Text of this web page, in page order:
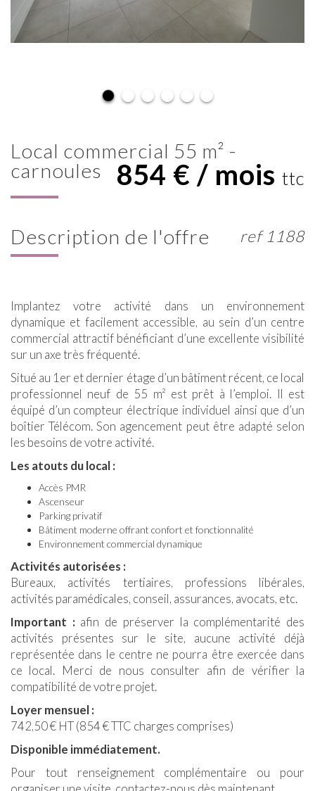
local commercial 55 m² -
carnoules
854 € / mois ttc
description de l'offre ref 1188
Implantez votre activité dans un environnement
dynamique et facilement accessible, au sein d’un centre
commercial attractif bénéficiant d’une excellente visibilité
sur un axe très fréquenté.
Situé au 1er et dernier étage d’un bâtiment récent, ce local
professionnel neuf de 55 m² est prêt à l’emploi. Il est
équipé d’un compteur électrique individuel ainsi que d’un
boîtier Télécom. Son agencement peut être adapté selon
les besoins de votre activité.
Les atouts du local :
Accès PMR
Ascenseur
Parking privatif
Bâtiment moderne offrant confort et fonctionnalité
Environnement commercial dynamique
Activités autorisées :
Bureaux, activités tertiaires, professions libérales,
activités paramédicales, conseil, assurances, avocats, etc.
Important : afin de préserver la complémentarité des
activités présentes sur le site, aucune activité déjà
représentée dans le centre ne pourra être exercée dans
ce local. Merci de nous consulter afin de vérifier la
compatibilité de votre projet.
Loyer mensuel :
742,50 € HT (854 € TTC charges comprises)
Disponible immédiatement.
Pour tout renseignement complémentaire ou pour